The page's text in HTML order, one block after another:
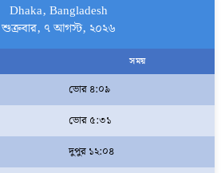
Dhaka, Bangladesh
শুক্রবার, ৭ আগস্ট, ২০২৬
সময়
ভোর ৪:০৯
ভোর ৫:৩১
দুপুর ১২:০৪